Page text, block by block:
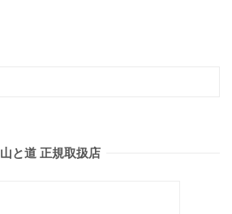
山と道 正規取扱店